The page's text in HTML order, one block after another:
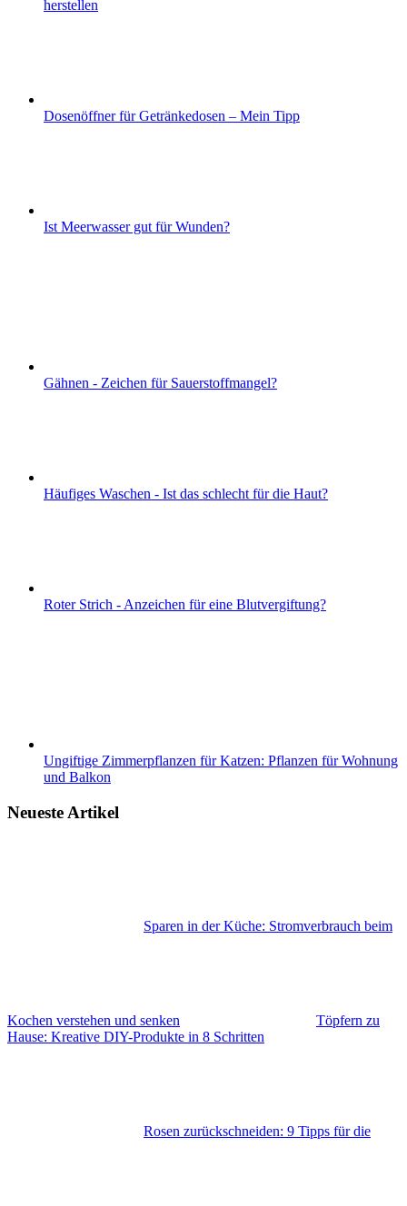
herstellen
Dosenöffner für Getränkedosen – Mein Tipp
Ist Meerwasser gut für Wunden?
Gähnen - Zeichen für Sauerstoffmangel?
Häufiges Waschen - Ist das schlecht für die Haut?
Roter Strich - Anzeichen für eine Blutvergiftung?
Ungiftige Zimmerpflanzen für Katzen: Pflanzen für Wohnung
und Balkon
Neueste Artikel
Sparen in der Küche: Stromverbrauch beim
Kochen verstehen und senken
Töpfern zu
Hause: Kreative DIY-Produkte in 8 Schritten
Rosen zurückschneiden: 9 Tipps für die